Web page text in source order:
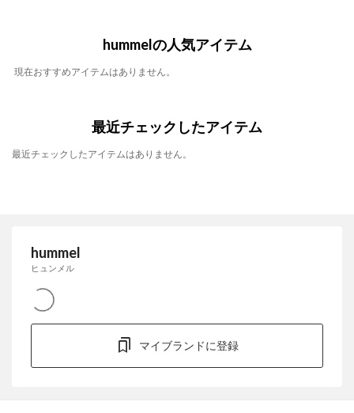
hummelの人気アイテム
現在おすすめアイテムはありません。
最近チェックしたアイテム
最近チェックしたアイテムはありません。
hummel
ヒュンメル
マイブランドに登録